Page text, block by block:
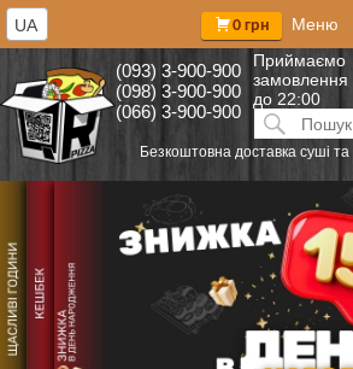
(093) 3-900-900
(098) 3-900-900
(066) 3-900-900
Приймаємо
замовлення
до 22:00
Искать:
0 грн Меню
Безкоштовна доставка суші та
UA